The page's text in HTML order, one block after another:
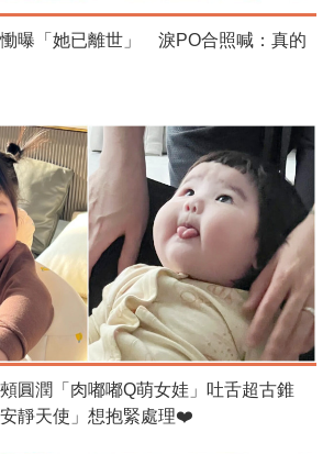
曝「她已離世」 淚PO合照喊：真的
圓潤「肉嘟嘟Q萌女娃」吐舌超古錐
靜天使」想抱緊處理❤️